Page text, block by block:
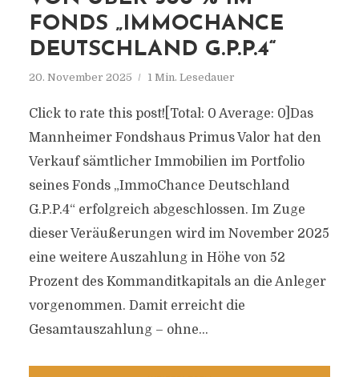
FONDS „IMMOCHANCE
DEUTSCHLAND G.P.P.4“
20. November 2025 1 Min. Lesedauer
Click to rate this post![Total: 0 Average: 0]Das
Mannheimer Fondshaus Primus Valor hat den
Verkauf sämtlicher Immobilien im Portfolio
seines Fonds „ImmoChance Deutschland
G.P.P.4“ erfolgreich abgeschlossen. Im Zuge
dieser Veräußerungen wird im November 2025
eine weitere Auszahlung in Höhe von 52
Prozent des Kommanditkapitals an die Anleger
vorgenommen. Damit erreicht die
Gesamtauszahlung – ohne...